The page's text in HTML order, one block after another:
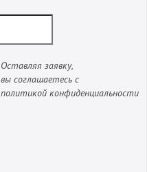
Оставляя заявку,
вы соглашаетесь с
политикой конфиденциальности